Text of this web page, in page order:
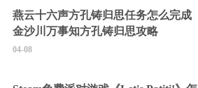
燕云十六声方孔铸归思任务怎么完成
金沙川万事知方孔铸归思攻略
04-08